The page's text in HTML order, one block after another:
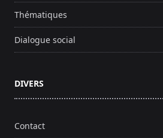
Thématiques
Dialogue social
DIVERS
Contact